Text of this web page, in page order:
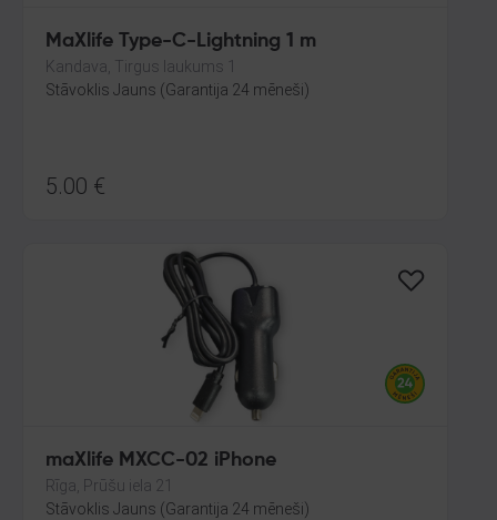
MaXlife Type-C-Lightning 1 m
Kandava, Tirgus laukums 1
Stāvoklis Jauns (Garantija 24 mēneši)
5.00 €
maXlife MXCC-02 iPhone
Rīga, Prūšu iela 21
Stāvoklis Jauns (Garantija 24 mēneši)